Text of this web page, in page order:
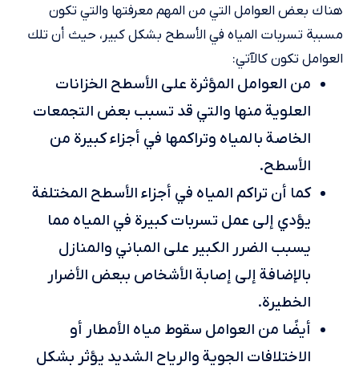
هناك بعض العوامل التي من المهم معرفتها والتي تكون
مسببة تسربات المياه في الأسطح بشكل كبير، حيث أن تلك
العوامل تكون كالآتي:
من العوامل المؤثرة على الأسطح الخزانات
العلوية منها والتي قد تسبب بعض التجمعات
الخاصة بالمياه وتراكمها في أجزاء كبيرة من
الأسطح.
كما أن تراكم المياه في أجزاء الأسطح المختلفة
يؤدي إلى عمل تسربات كبيرة في المياه مما
يسبب الضرر الكبير على المباني والمنازل
بالإضافة إلى إصابة الأشخاص ببعض الأضرار
الخطيرة.
أيضًا من العوامل سقوط مياه الأمطار أو
الاختلافات الجوية والرياح الشديد يؤثر بشكل